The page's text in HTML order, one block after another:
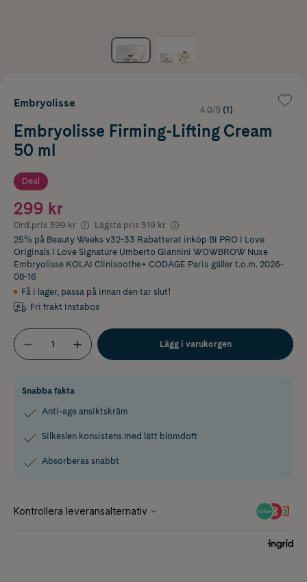
Embryolisse
4.0/5 (1)
Embryolisse Firming-Lifting Cream
50 ml
Deal
299 kr
Ord.pris 399 kr Lägsta pris 319 kr
25% på Beauty Weeks v32-33 Rabatterat inköp BI PRO I Love
Originals I Love Signature Umberto Giannini WOWBROW Nuxe
Embryolisse KOLAI Clinisoothe+ CODAGE Paris gäller t.o.m. 2026-
08-16
Få i lager, passa på innan den tar slut!
Fri frakt Instabox
Lägg i varukorgen
Snabba fakta
Anti-age ansiktskräm
Silkeslen konsistens med lätt blomdoft
Absorberas snabbt